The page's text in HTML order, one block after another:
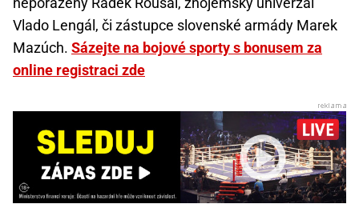
Vlado Lengál, či zástupce slovenské armády Marek
Mazúch. Sázejte na bojové sporty s bonusem za
online registraci zde